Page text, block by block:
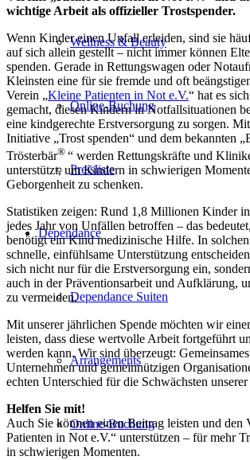
Wellness & Beauty
Online-Buchung
Preisliste
Dependance
Dependance Suiten
Arrangements
Online-Buchung
wichtige Arbeit als offizieller Trostspender.
Wenn Kinder einen Unfall erleiden, sind sie
auf sich allein gestellt – nicht immer können
spenden. Gerade in Rettungswagen oder
Kleinsten eine für sie fremde und oft
Verein „Kleine Patienten in Not e.V.“ hat es
gemacht, diesen Kindern in Notfallsituationen
eine kindgerechte Erstversorgung zu sorgen.
Initiative „Trost spenden“ und dem bekannten
Trösterbär® “ werden Rettungskräfte und
unterstützt, um Kindern in schwierigen
Geborgenheit zu schenken.
Statistiken zeigen: Rund 1,8 Millionen Kinder
jedes Jahr von Unfällen betroffen – das
benötigt ein Kind medizinische Hilfe. In
schnelle, einfühlsame Unterstützung
sich nicht nur für die Erstversorgung ein,
auch in der Präventionsarbeit und Aufklärung,
zu vermeiden.
Mit unserer jährlichen Spende möchten wir
leisten, dass diese wertvolle Arbeit fortgeführt
werden kann. Wir sind überzeugt:
Unternehmen und gemeinnützigen
echten Unterschied für die Schwächsten
Helfen Sie mit!
Auch Sie können einen Beitrag leisten und den
Patienten in Not e.V.“ unterstützen – für mehr
in schwierigen Momenten.